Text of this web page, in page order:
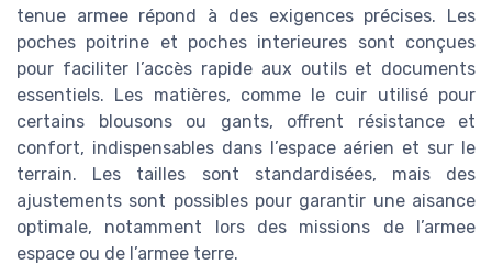
tenue armee répond à des exigences précises. Les
poches poitrine et poches interieures sont conçues
pour faciliter l’accès rapide aux outils et documents
essentiels. Les matières, comme le cuir utilisé pour
certains blousons ou gants, offrent résistance et
confort, indispensables dans l’espace aérien et sur le
terrain. Les tailles sont standardisées, mais des
ajustements sont possibles pour garantir une aisance
optimale, notamment lors des missions de l’armee
espace ou de l’armee terre.